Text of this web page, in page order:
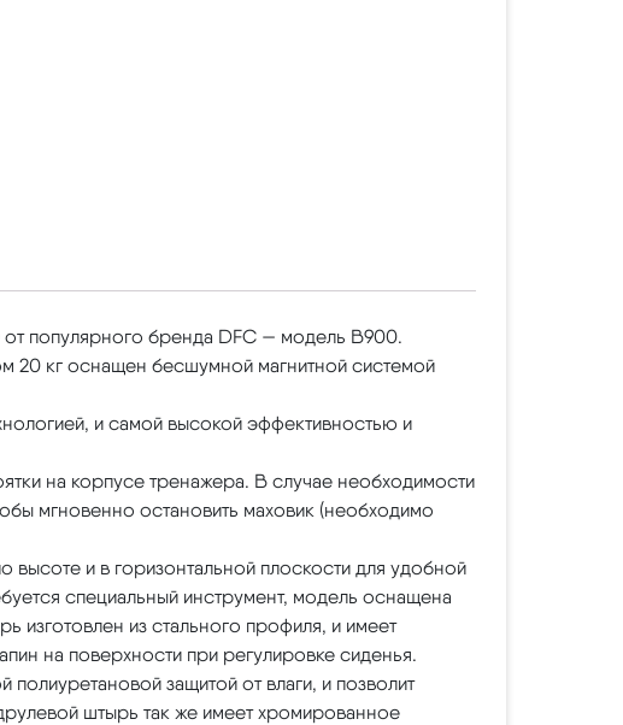
популярного бренда DFC — модель B900.
20 кг оснащен бесшумной магнитной системой
и самой высокой эффективностью и
на корпусе тренажера. В случае необходимости
мгновенно остановить маховик (необходимо
и в горизонтальной плоскости для удобной
специальный инструмент, модель оснащена
из стального профиля, и имеет
на поверхности при регулировке сиденья.
защитой от влаги, и позволит
штырь так же имеет хромированное